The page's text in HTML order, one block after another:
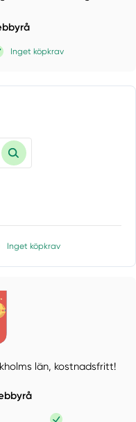
Inget köpkrav
Inget köpkrav
län, kostnadsfritt!